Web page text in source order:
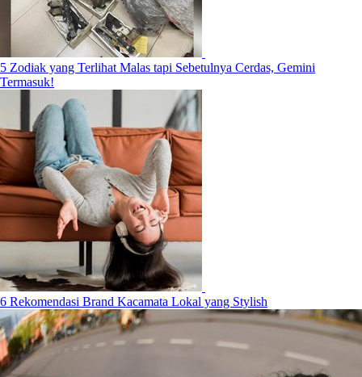
5 Zodiak yang Terlihat Malas tapi Sebetulnya Cerdas, Gemini
Termasuk!
6 Rekomendasi Brand Kacamata Lokal yang Stylish